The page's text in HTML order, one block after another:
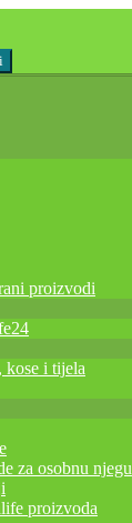
proizvodi
kose i tijela
za osobnu njegu
proizvoda